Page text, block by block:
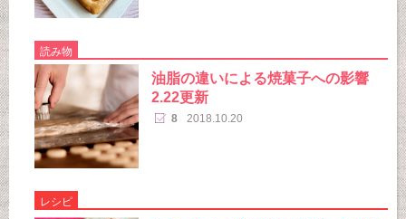
読み物
油脂の違いによる焼菓子への影響
2.22更新
8 2018.10.20
レシピ